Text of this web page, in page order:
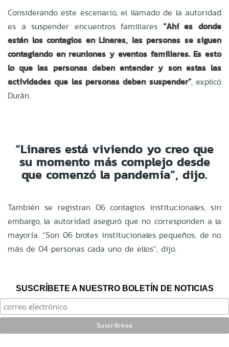
Considerando este escenario, el llamado de la autoridad
es a suspender encuentros familiares “Ahí es donde
están los contagios en Linares, las personas se siguen
contagiando en reuniones y eventos familiares. Es esto
lo que las personas deben entender y son estas las
actividades que las personas deben suspender”, explicó
Durán.
“Linares está viviendo yo creo que
su momento más complejo desde
que comenzó la pandemia”, dijo.
También se registran 06 contagios institucionales, sin
embargo, la autoridad aseguró que no corresponden a la
mayoría. “Son 06 brotes institucionales pequeños, de no
más de 04 personas cada uno de ellos”, dijo.
SUSCRÍBETE A NUESTRO BOLETÍN DE NOTICIAS